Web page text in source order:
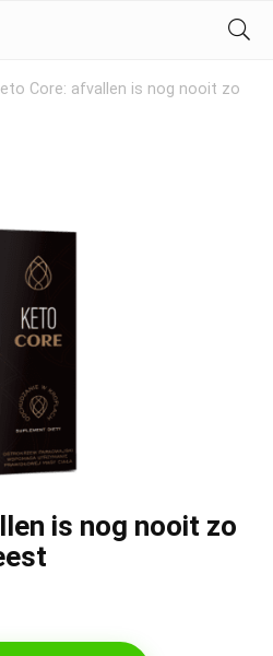
Core: afvallen is nog nooit zo
is nog nooit zo